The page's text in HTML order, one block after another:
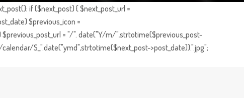
if ($next_post) { $next_post_url =
$previous_icon =
= "/". date("Y/m/",strtotime($previous_post-
S_".date("ymd",strtotime($next_post->post_date)).".jpg";